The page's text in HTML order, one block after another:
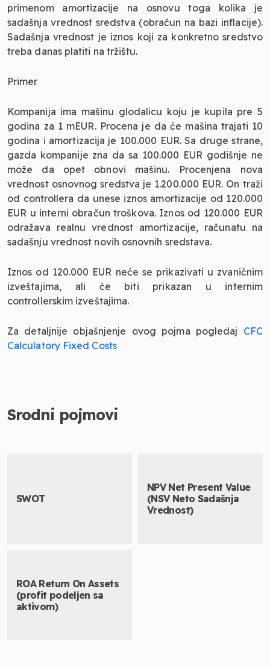
primenom amortizacije na osnovu toga kolika je
sadašnja vrednost sredstva (obračun na bazi inflacije).
Sadašnja vrednost je iznos koji za konkretno sredstvo
treba danas platiti na tržištu.
Primer
Kompanija ima mašinu glodalicu koju je kupila pre 5
godina za 1 mEUR. Procena je da će mašina trajati 10
godina i amortizacija je 100.000 EUR. Sa druge strane,
gazda kompanije zna da sa 100.000 EUR godišnje ne
može da opet obnovi mašinu. Procenjena nova
vrednost osnovnog sredstva je 1.200.000 EUR. On traži
od controllera da unese iznos amortizacije od 120.000
EUR u interni obračun troškova. Iznos od 120.000 EUR
odražava realnu vrednost amortizacije, računatu na
sadašnju vrednost novih osnovnih sredstava.
Iznos od 120.000 EUR neće se prikazivati u zvaničnim
izveštajima, ali će biti prikazan u internim
controllerskim izveštajima.
Za detaljnije objašnjenje ovog pojma pogledaj CFC
Calculatory Fixed Costs
Srodni pojmovi
SWOT
NPV Net Present Value
(NSV Neto Sadašnja
Vrednost)
ROA Return On Assets
(profit podeljen sa
aktivom)